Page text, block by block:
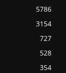
5786
3154
727
528
354